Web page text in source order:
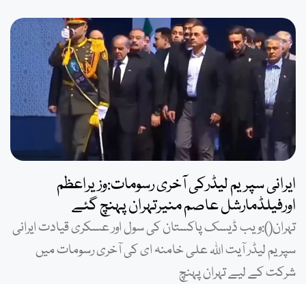
ایرانی سپریم لیڈرکی آخری رسومات:وزیراعظم
اورفیلڈمارشل عاصم منیرتہران پہنچ گئے
تہران():ویب ڈیسک پاکستان کی سول اور عسکری قیادت ایرانی
سپریم لیڈر آیت اللہ علی خامنہ ای کی آخری رسومات میں
شرکت کے لیے تہران پہنچ